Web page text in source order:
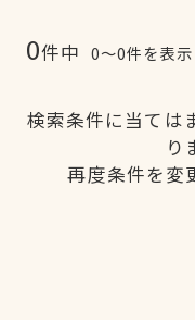
0件中 0〜0件を表示
検索条件に当ては
り
再度条件を変